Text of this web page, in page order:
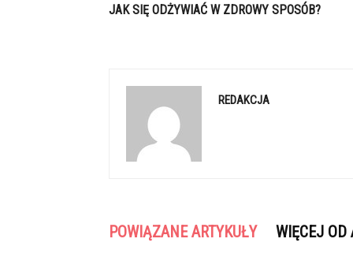
JAK SIĘ ODŻYWIAĆ W ZDROWY SPOSÓB?
REDAKCJA
POWIĄZANE ARTYKUŁY WIĘCEJ OD